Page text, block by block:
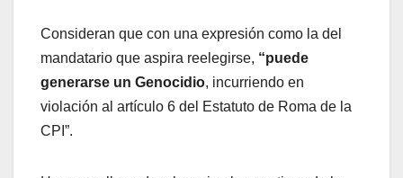
Consideran que con una expresión como la del
mandatario que aspira reelegirse, “puede
generarse un Genocidio, incurriendo en
violación al artículo 6 del Estatuto de Roma de la
CPI”.